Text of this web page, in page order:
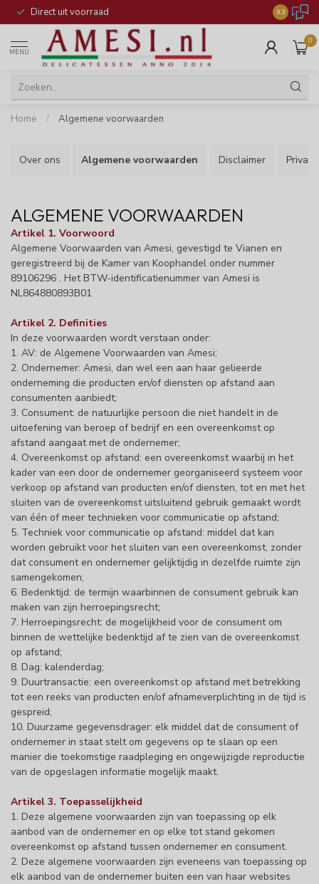
Direct uit voorraad 9.3
MENU
0
Home / Algemene voorwaarden
Over ons Algemene voorwaarden Disclaimer
ALGEMENE VOORWAARDEN
Artikel 1. Voorwoord
Algemene Voorwaarden van Amesi, gevestigd te Vianen en
geregistreerd bij de Kamer van Koophandel onder nummer
89106296 . Het BTW-identificatienummer van Amesi is
NL864880893B01
Artikel 2. Definities
In deze voorwaarden wordt verstaan onder:
1. AV: de Algemene Voorwaarden van Amesi;
2. Ondernemer: Amesi, dan wel een aan haar gelieerde
onderneming die producten en/of diensten op afstand aan
consumenten aanbiedt;
3. Consument: de natuurlijke persoon die niet handelt in de
uitoefening van beroep of bedrijf en een overeenkomst op
afstand aangaat met de ondernemer;
4. Overeenkomst op afstand: een overeenkomst waarbij in het
kader van een door de ondernemer georganiseerd systeem voor
verkoop op afstand van producten en/of diensten, tot en met het
sluiten van de overeenkomst uitsluitend gebruik gemaakt wordt
van één of meer technieken voor communicatie op afstand;
5. Techniek voor communicatie op afstand: middel dat kan
worden gebruikt voor het sluiten van een overeenkomst, zonder
dat consument en ondernemer gelijktijdig in dezelfde ruimte zijn
samengekomen;
6. Bedenktijd: de termijn waarbinnen de consument gebruik kan
maken van zijn herroepingsrecht;
7. Herroepingsrecht: de mogelijkheid voor de consument om
binnen de wettelijke bedenktijd af te zien van de overeenkomst
op afstand;
8. Dag: kalenderdag;
9. Duurtransactie: een overeenkomst op afstand met betrekking
tot een reeks van producten en/of afnameverplichting in de tijd is
gespreid;
10. Duurzame gegevensdrager: elk middel dat de consument of
ondernemer in staat stelt om gegevens op te slaan op een
manier die toekomstige raadpleging en ongewijzigde reproductie
van de opgeslagen informatie mogelijk maakt.
Artikel 3. Toepasselijkheid
1. Deze algemene voorwaarden zijn van toepassing op elk
aanbod van de ondernemer en op elke tot stand gekomen
overeenkomst op afstand tussen ondernemer en consument.
2. Deze algemene voorwaarden zijn eveneens van toepassing op
elk aanbod van de ondernemer buiten een van haar websites